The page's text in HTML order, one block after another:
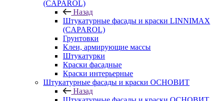
(CAPAROL)
Назад
Штукатурные фасады и краски LINNIMAX
(CAPAROL)
Грунтовки
Клеи, армирующие массы
Штукатурки
Краски фасадные
Краски интерьерные
Штукатурные фасады и краски ОСНОВИТ
Назад